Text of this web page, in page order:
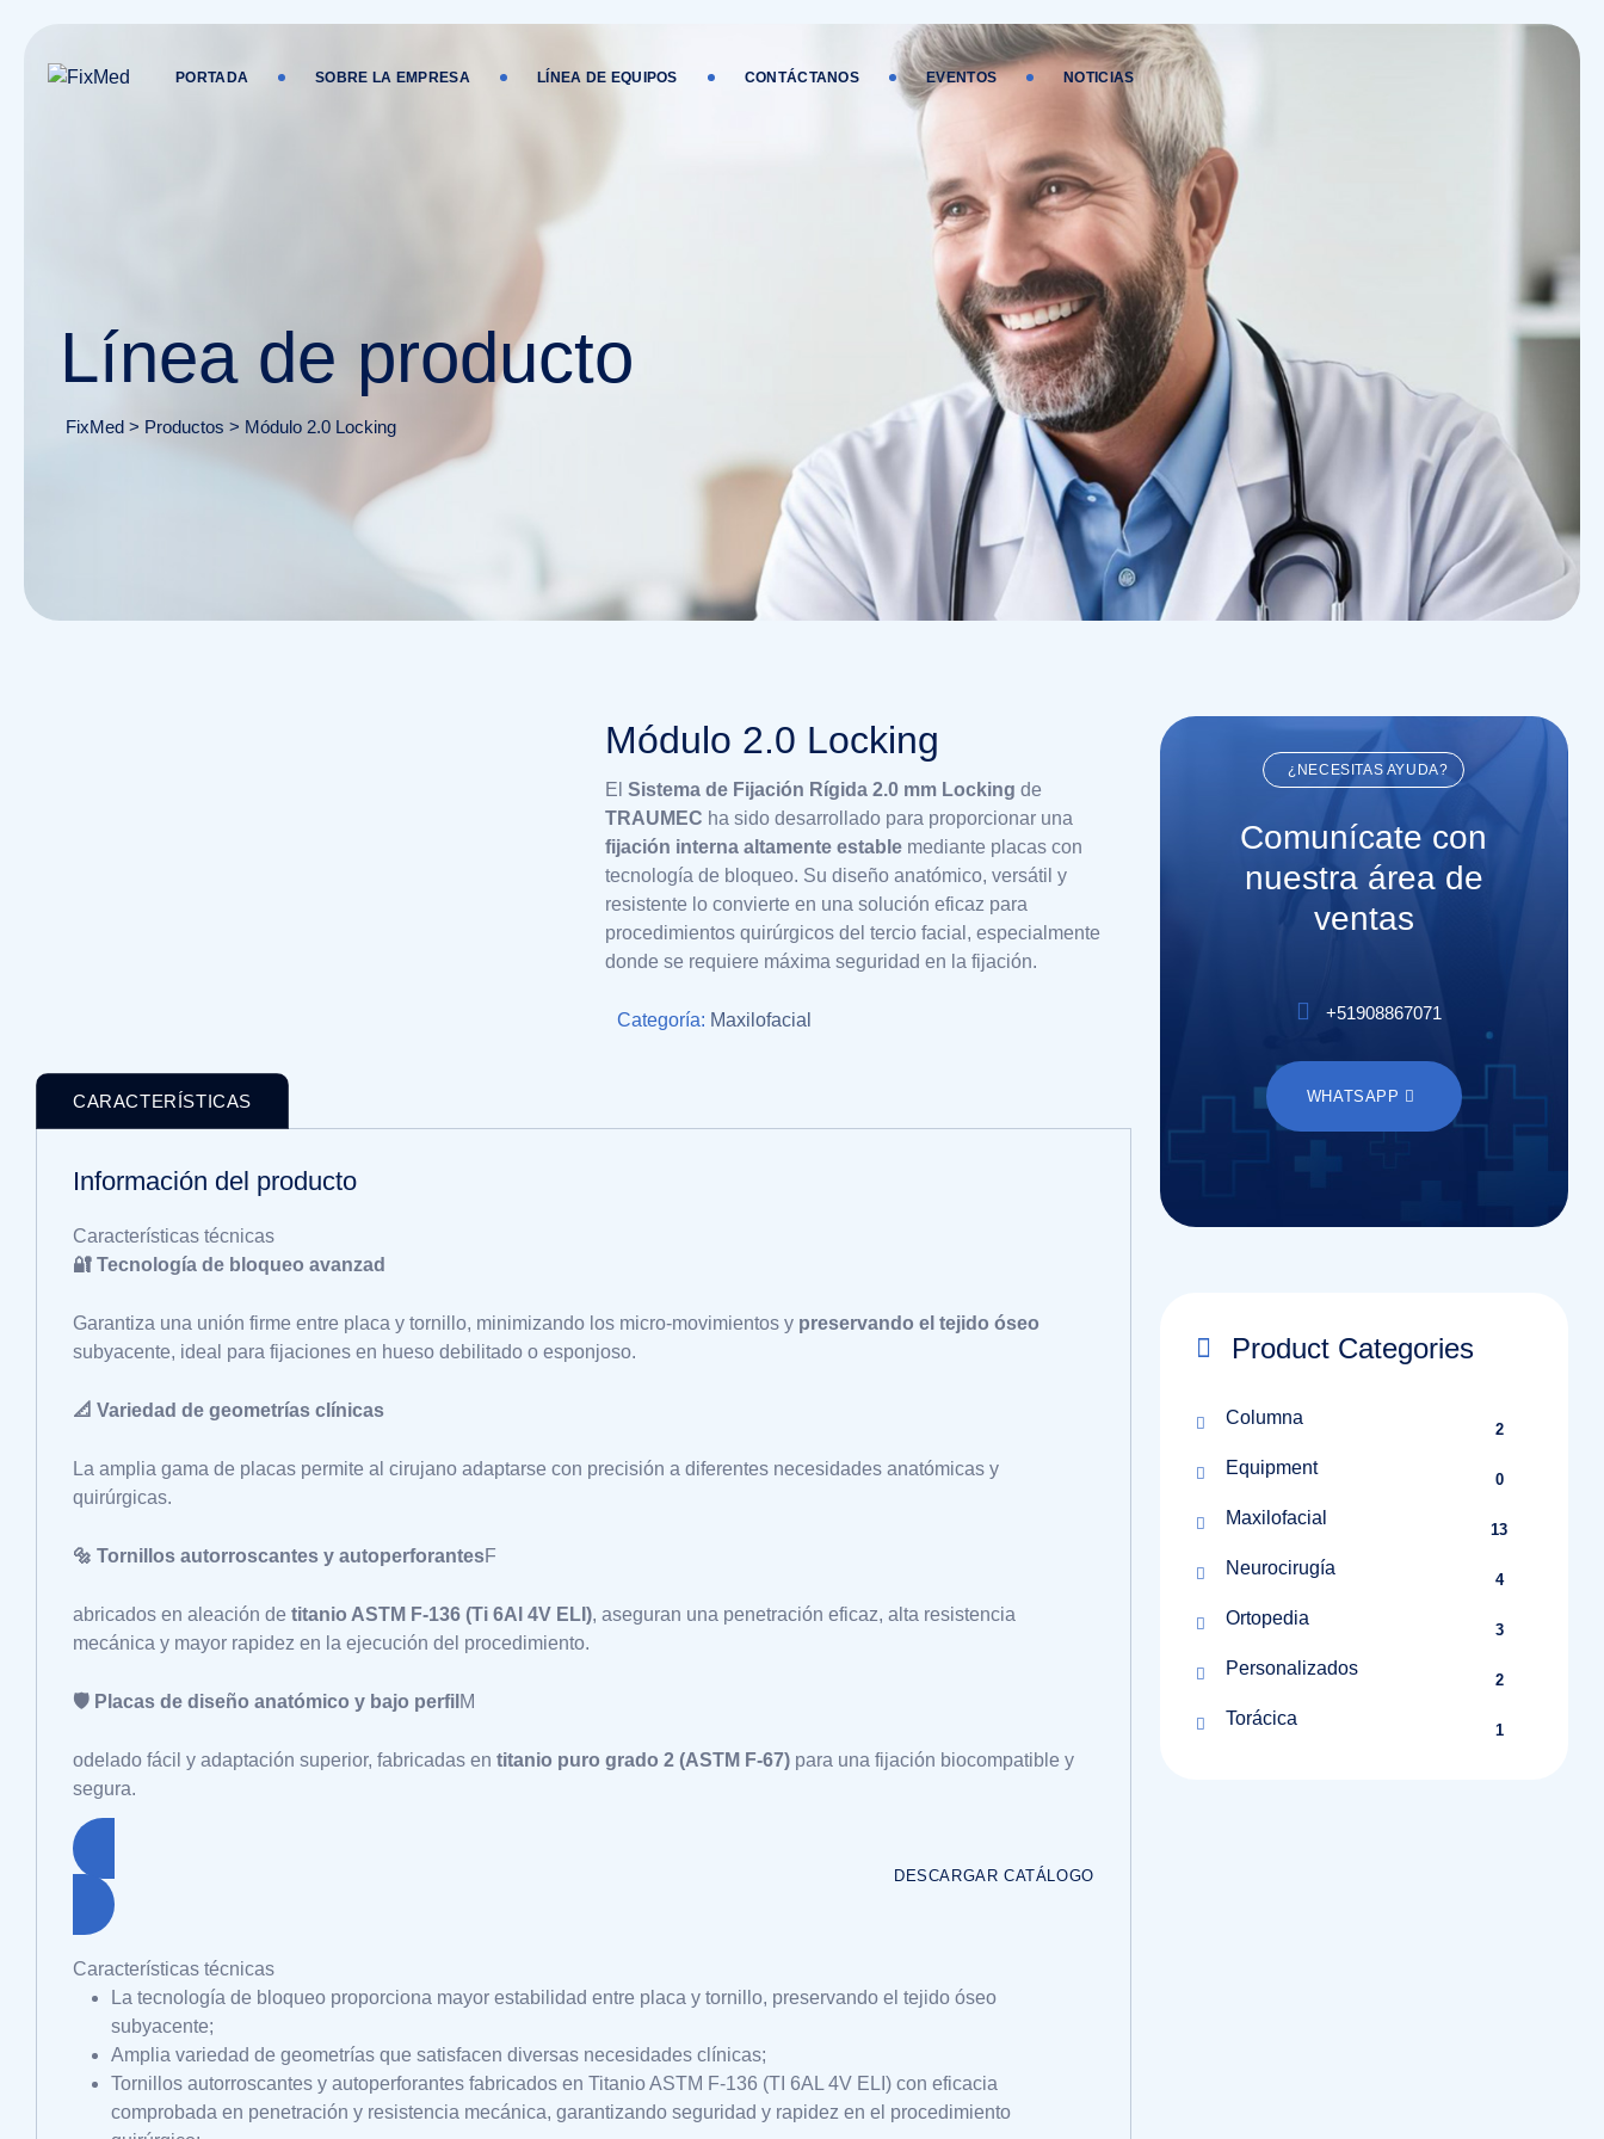
content
PORTADA SOBRE LA EMPRESA LÍNEA DE EQUIPOS CONTÁCTANOS EVENTOS NOTICIAS
Línea de producto
FixMed > Productos > Módulo 2.0 Locking
Módulo 2.0 Locking
ElSistema de Fijación Rígida 2.0 mm Locking de
TRAUMEC ha sido desarrollado para proporcionar una
fijación interna altamente estable mediante placas con
tecnología de bloqueo. Su diseño anatómico, versátil y
resistente lo convierte en una solución eficaz para
procedimientos quirúrgicos del tercio facial, especialmente
donde se requiere máxima seguridad en la fijación.
Categoría: Maxilofacial
CARACTERÍSTICAS
Información del producto
Características técnicas
🔐 Tecnología de bloqueo avanzad
Garantiza una unión firme entre placa y tornillo, minimizando los micro-movimientos y preservando el tejido óseo
subyacente, ideal para fijaciones en hueso debilitado o esponjoso.
📐 Variedad de geometrías clínicas
La amplia gama de placas permite al cirujano adaptarse con precisión a diferentes necesidades anatómicas y
quirúrgicas.
🔩 Tornillos autorroscantes y autoperforantesF
abricados en aleación de titanio ASTM F-136 (Ti 6Al 4V ELI), aseguran una penetración eficaz, alta resistencia
mecánica y mayor rapidez en la ejecución del procedimiento.
🛡️ Placas de diseño anatómico y bajo perfil M
odelado fácil y adaptación superior, fabricadas en titanio puro grado 2 (ASTM F-67) para una fijación biocompatible y
segura.
DESCARGAR CATÁLOGO
Características técnicas
La tecnología de bloqueo proporciona mayor estabilidad entre placa y tornillo, preservando el tejido óseo
subyacente;
Amplia variedad de geometrías que satisfacen diversas necesidades clínicas;
Tornillos autorroscantes y autoperforantes fabricados en Titanio ASTM F-136 (TI 6AL 4V ELI) con eficacia
comprobada en penetración y resistencia mecánica, garantizando seguridad y rapidez en el procedimiento
¿NECESITAS AYUDA?
Comunícate con
nuestra área de
ventas
+51908867071
WHATSAPP
Product Categories
Columna
2
Equipment
0
Maxilofacial
13
Neurocirugía
4
Ortopedia
3
Personalizados
2
Torácica
1